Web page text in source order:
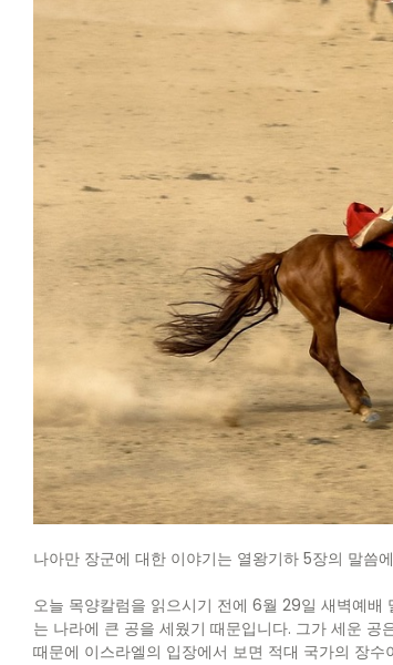
나아만 장군에 대한 이야기는 열왕기하 5장의 말씀
오늘 목양칼럼을 읽으시기 전에 6월 29일 새벽예배
는 나라에 큰 공을 세웠기 때문입니다. 그가 세운
때문에 이스라엘의 입장에서 보면 적대 국가의 장